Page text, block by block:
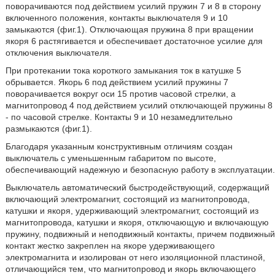
поворачиваются под действием усилий пружин 7 и 8 в сторону
включенного положения, контакты выключателя 9 и 10
замыкаются (фиг.1). Отключающая пружина 8 при вращении
якоря 6 растягивается и обеспечивает достаточное усилие для
отключения выключателя.
При протекании тока короткого замыкания ток в катушке 5
обрывается. Якорь 6 под действием усилий пружины 7
поворачивается вокруг оси 15 против часовой стрелки, а
магнитопровод 4 под действием усилий отключающей пружины 8
- по часовой стрелке. Контакты 9 и 10 незамедлительно
размыкаются (фиг.1).
Благодаря указанным конструктивным отличиям создан
выключатель с уменьшенным габаритом по высоте,
обеспечивающий надежную и безопасную работу в эксплуатации.
Выключатель автоматический быстродействующий, содержащий
включающий электромагнит, состоящий из магнитопровода,
катушки и якоря, удерживающий электромагнит, состоящий из
магнитопровода, катушки и якоря, отключающую и включающую
пружину, подвижный и неподвижный контакты, причем подвижный
контакт жестко закреплен на якоре удерживающего
электромагнита и изолирован от него изоляционной пластиной,
отличающийся тем, что магнитопровод и якорь включающего